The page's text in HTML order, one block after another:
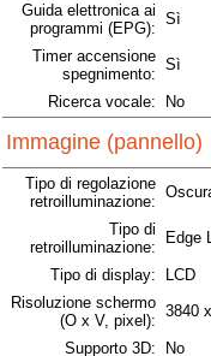
Guida elettronica ai
programmi (EPG):
Sì
Timer accensione
spegnimento:
Sì
Ricerca vocale: No
Immagine (pannello)
Tipo di regolazione
retroilluminazione:
Tipo di
retroilluminazione:
Edge
Tipo di display:
LCD
Risoluzione schermo
(O x V, pixel):
3840
Supporto 3D: No